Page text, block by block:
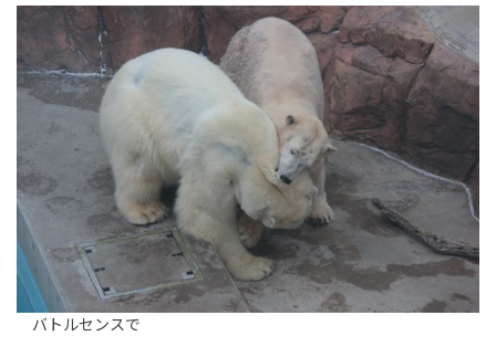
バトルセンスで